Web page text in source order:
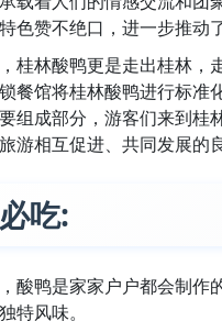
色赞不绝口，进一步推动
桂林酸鸭更是走出桂林，
餐馆将桂林酸鸭进行标
组成部分，游客们来到桂
游相互促进、共同发展的
吃:
酸鸭是家家户户都会制作
特风味。